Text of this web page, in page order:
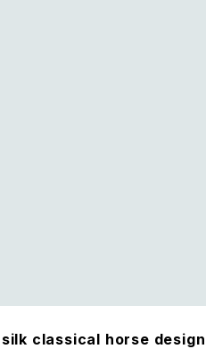
classical horse design